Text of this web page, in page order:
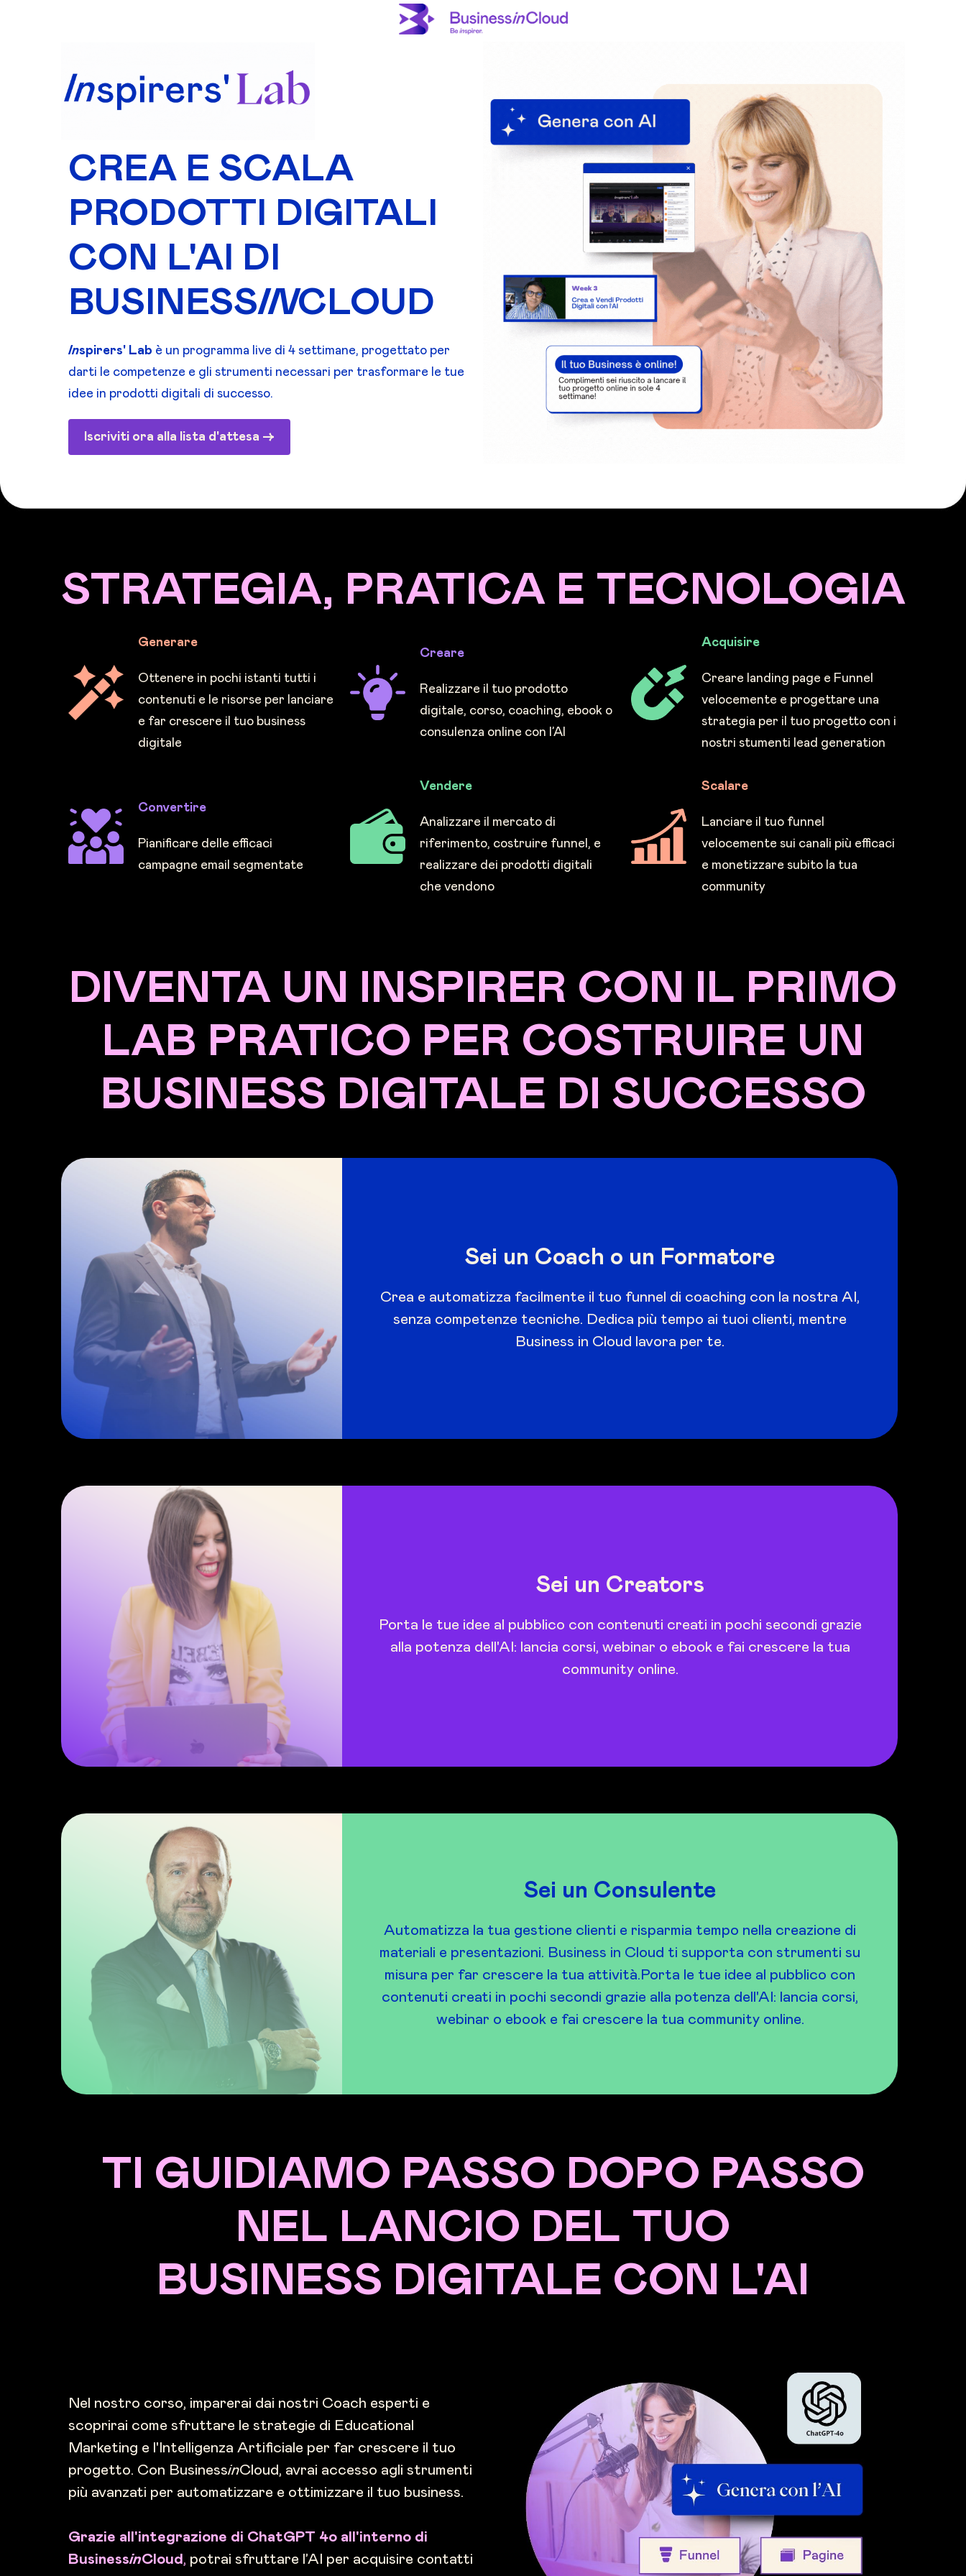
CREA E SCALA
PRODOTTI DIGITALI
CON L'AI DI
BUSINESSINCLOUD
Inspirers' Lab è un programma live di 4 settimane, progettato per
darti le competenze e gli strumenti necessari per trasformare le tue
idee in prodotti digitali di successo.
Iscriviti ora alla lista d'attesa ->
STRATEGIA, PRATICA E TECNOLOGIA
Generare
Ottenere in pochi istanti tutti i
contenuti e le risorse per lanciare
e far crescere il tuo business
digitale
Creare
Realizzare il tuo prodotto
digitale, corso, coaching, ebook o
consulenza online con l’AI
Acquisire
Creare landing page e Funnel
velocemente e progettare una
strategia per il tuo progetto con i
nostri stumenti lead generation
Convertire
Pianificare delle efficaci
campagne email segmentate
Vendere
Analizzare il mercato di
riferimento, costruire funnel, e
realizzare dei prodotti digitali
che vendono
Scalare
Lanciare il tuo funnel
velocemente sui canali più efficaci
e monetizzare subito la tua
community
DIVENTA UN INSPIRER CON IL PRIMO
LAB PRATICO PER COSTRUIRE UN
BUSINESS DIGITALE DI SUCCESSO
Sei un Coach o un Formatore
Crea e automatizza facilmente il tuo funnel di coaching con la nostra AI,
senza competenze tecniche. Dedica più tempo ai tuoi clienti, mentre
Business in Cloud lavora per te.
Sei un Creators
Porta le tue idee al pubblico con contenuti creati in pochi secondi grazie
alla potenza dell'AI: lancia corsi, webinar o ebook e fai crescere la tua
community online.
Sei un Consulente
Automatizza la tua gestione clienti e risparmia tempo nella creazione di
materiali e presentazioni. Business in Cloud ti supporta con strumenti su
misura per far crescere la tua attività.Porta le tue idee al pubblico con
contenuti creati in pochi secondi grazie alla potenza dell'AI: lancia corsi,
webinar o ebook e fai crescere la tua community online.
TI GUIDIAMO PASSO DOPO PASSO
NEL LANCIO DEL TUO
BUSINESS DIGITALE CON L'AI
Nel nostro corso, imparerai dai nostri Coach esperti e
scoprirai come sfruttare le strategie di Educational
Marketing e l'Intelligenza Artificiale per far crescere il tuo
progetto. Con BusinessinCloud, avrai accesso agli strumenti
più avanzati per automatizzare e ottimizzare il tuo business.
Grazie all'integrazione di ChatGPT 4o all'interno di
BusinessinCloud , potrai sfruttare l’AI per acquisire contatti